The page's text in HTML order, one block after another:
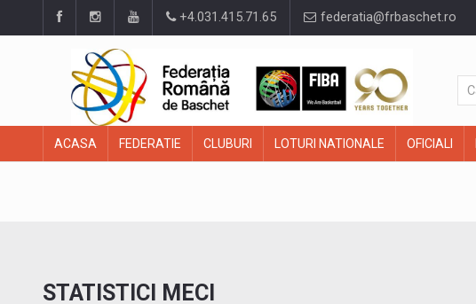
+4.031.415.71.65 federatia@frbaschet.ro
ACASA FEDERATIE CLUBURI LOTURI NATIONALE OFICIALI
STATISTICI MECI